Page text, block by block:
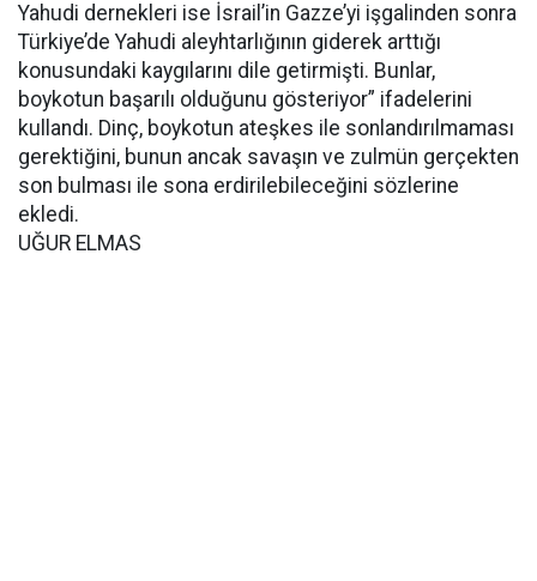
Yahudi dernekleri ise İsrail’in Gazze’yi işgalinden sonra
Türkiye’de Yahudi aleyhtarlığının giderek arttığı
konusundaki kaygılarını dile getirmişti. Bunlar,
boykotun başarılı olduğunu gösteriyor” ifadelerini
kullandı. Dinç, boykotun ateşkes ile sonlandırılmaması
gerektiğini, bunun ancak savaşın ve zulmün gerçekten
son bulması ile sona erdirilebileceğini sözlerine
ekledi.
UĞUR ELMAS